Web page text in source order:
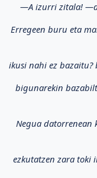
—A izurri zitala!
Erregeen buru eta
ikusi nahi ez
bigunarekin
Negua datorrenean
ezkutatzen zara toki